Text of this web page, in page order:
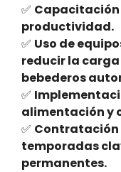
✅ Capacitación
productividad.
✅ Uso de
reducir la
bebederos
✅
alimentación y
✅ Contratación
temporadas
permanentes.